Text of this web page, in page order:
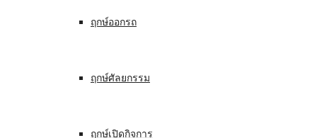
ฤกษ์ออกรถ
ฤกษ์ศัลยกรรม
ฤกษ์เปิดกิจการ